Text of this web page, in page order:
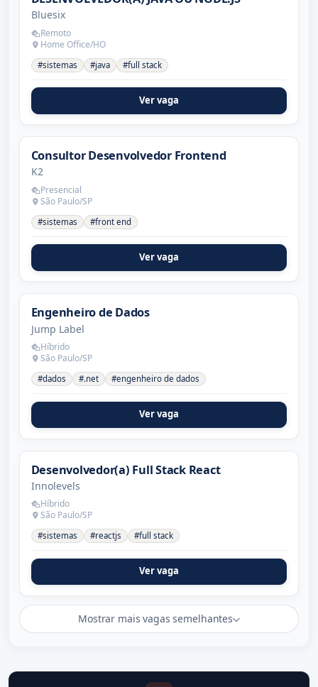
Bluesix
Remoto
Home Office/HO
#sistemas #java #full stack
Ver vaga
Consultor Desenvolvedor Frontend
K2
Presencial
São Paulo/SP
#sistemas #front end
Ver vaga
Engenheiro de Dados
Jump Label
Híbrido
São Paulo/SP
#dados #.net #engenheiro de dados
Ver vaga
Desenvolvedor(a) Full Stack React
Innolevels
Híbrido
São Paulo/SP
#sistemas #reactjs #full stack
Ver vaga
Mostrar mais vagas semelhantes